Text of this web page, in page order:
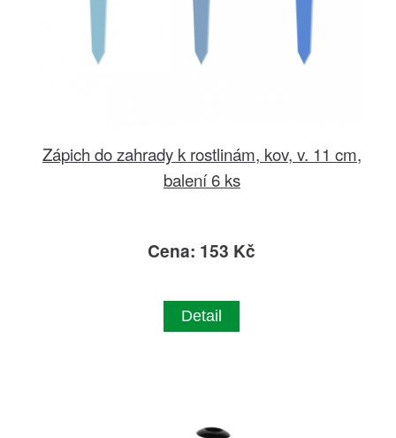
Zápich do zahrady k rostlinám, kov, v. 11 cm,
balení 6 ks
Cena: 153 Kč
Detail